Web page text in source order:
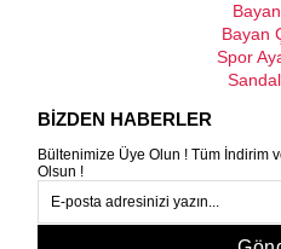
Bayan
Spor
BİZDEN HABERLER
Bültenimize Üye Olun ! Tüm İndirim
Olsun !